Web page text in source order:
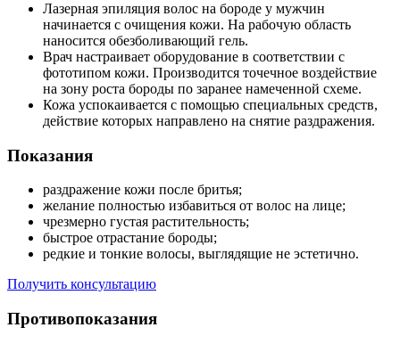
Лазерная эпиляция волос на бороде у мужчин
начинается с очищения кожи. На рабочую область
наносится обезболивающий гель.
Врач настраивает оборудование в соответствии с
фототипом кожи. Производится точечное воздействие
на зону роста бороды по заранее намеченной схеме.
Кожа успокаивается с помощью специальных средств,
действие которых направлено на снятие раздражения.
Показания
раздражение кожи после бритья;
желание полностью избавиться от волос на лице;
чрезмерно густая растительность;
быстрое отрастание бороды;
редкие и тонкие волосы, выглядящие не эстетично.
Получить консультацию
Противопоказания